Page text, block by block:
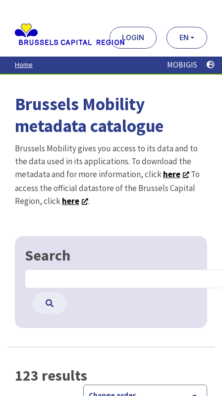
contenu
principal
LOGIN EN
Home MOBIGIS
Brussels Mobility
metadata catalogue
Brussels Mobility gives you access to its data and to
the data used in its applications. To download the
metadata and for more information, clickhere
To
access the official datastore of the Brussels Capital
Region, clickhere .
Search
123 results